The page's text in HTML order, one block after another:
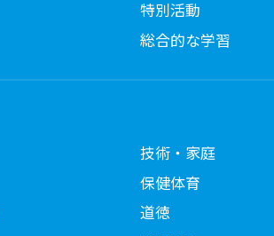
特別活動
総合的な学習
技術・家庭
保健体育
道徳